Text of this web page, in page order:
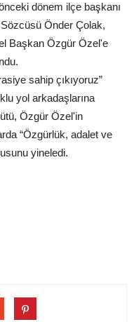
dönem ilçe başkanı
Önder Çolak,
Başkan Özgür Özel'e
sahip çıkıyoruz”
yol arkadaşlarına
Özgür Özel'in
“Özgürlük, adalet ve
yineledi.